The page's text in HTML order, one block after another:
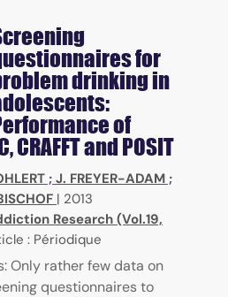
for
drinking in
of
CRAFFT and POSIT
; J. FREYER-ADAM ;
| 2013
Research (Vol.19,
: Périodique
Only rather few data on
questionnaires to